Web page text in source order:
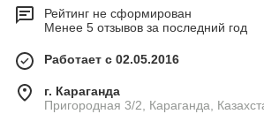
Рейтинг не сформирован
Менее 5 отзывов за последний год
Работает с 02.05.2016
г. Караганда
Пригородная 3/2, Караганда,